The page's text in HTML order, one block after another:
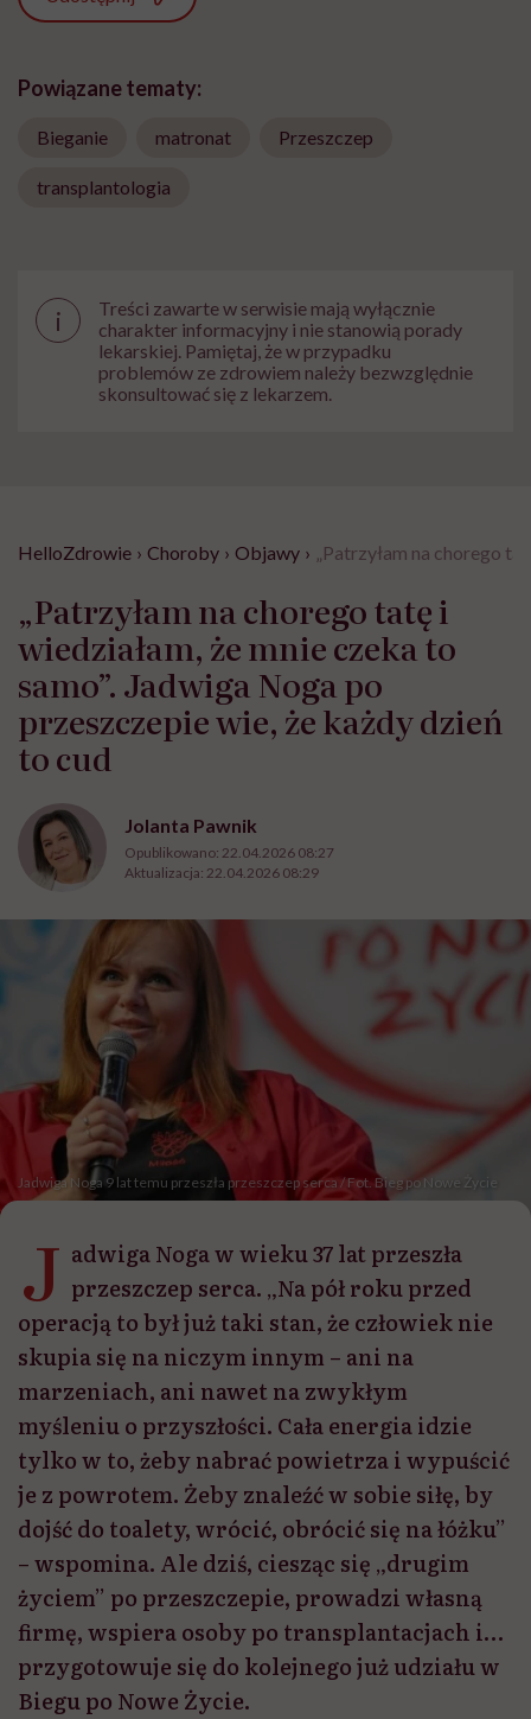
Powiązane tematy:
Bieganie matronat Przeszczep
transplantologia
i
Treści zawarte w serwisie mają wyłącznie
charakter informacyjny i nie stanowią porady
lekarskiej. Pamiętaj, że w przypadku
problemów ze zdrowiem należy bezwzględnie
skonsultować się z lekarzem.
HelloZdrowie › Choroby › Objawy › „Patrzyłam na chorego
„Patrzyłam na chorego tatę i
wiedziałam, że mnie czeka to
samo”. Jadwiga Noga po
przeszczepie wie, że każdy dzień
to cud
Jolanta Pawnik
Opublikowano: 22.04.2026 08:27
Aktualizacja: 22.04.2026 08:29
Jadwiga Noga 9 lat temu przeszła przeszczep serca / Fot. Bieg po Nowe Życie
J adwiga Noga w wieku 37 lat przeszła
przeszczep serca. „Na pół roku przed
operacją to był już taki stan, że człowiek nie
skupia się na niczym innym – ani na
marzeniach, ani nawet na zwykłym
myśleniu o przyszłości. Cała energia idzie
tylko w to, żeby nabrać powietrza i wypuścić
je z powrotem. Żeby znaleźć w sobie siłę, by
dojść do toalety, wrócić, obrócić się na łóżku”
– wspomina. Ale dziś, ciesząc się „drugim
życiem” po przeszczepie, prowadzi własną
firmę, wspiera osoby po transplantacjach i…
przygotowuje się do kolejnego już udziału w
Biegu po Nowe Życie.